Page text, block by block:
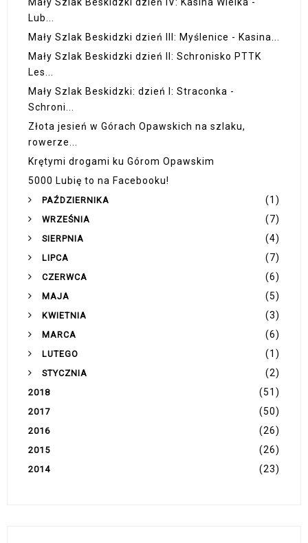
Mały Szlak Beskidzki dzień IV: Kasina Wielka -
Lub...
Mały Szlak Beskidzki dzień III: Myślenice - Kasina...
Mały Szlak Beskidzki dzień II: Schronisko PTTK
Les...
Mały Szlak Beskidzki: dzień I: Straconka -
Schroni...
Złota jesień w Górach Opawskich na szlaku,
rowerze...
Krętymi drogami ku Górom Opawskim
5000 Lubię to na Facebooku!
PAŹDZIERNIKA (1)
WRZEŚNIA (7)
SIERPNIA (4)
LIPCA (7)
CZERWCA (6)
MAJA (5)
KWIETNIA (3)
MARCA (6)
LUTEGO (1)
STYCZNIA (2)
2018 (51)
2017 (50)
2016 (26)
2015 (26)
2014 (23)